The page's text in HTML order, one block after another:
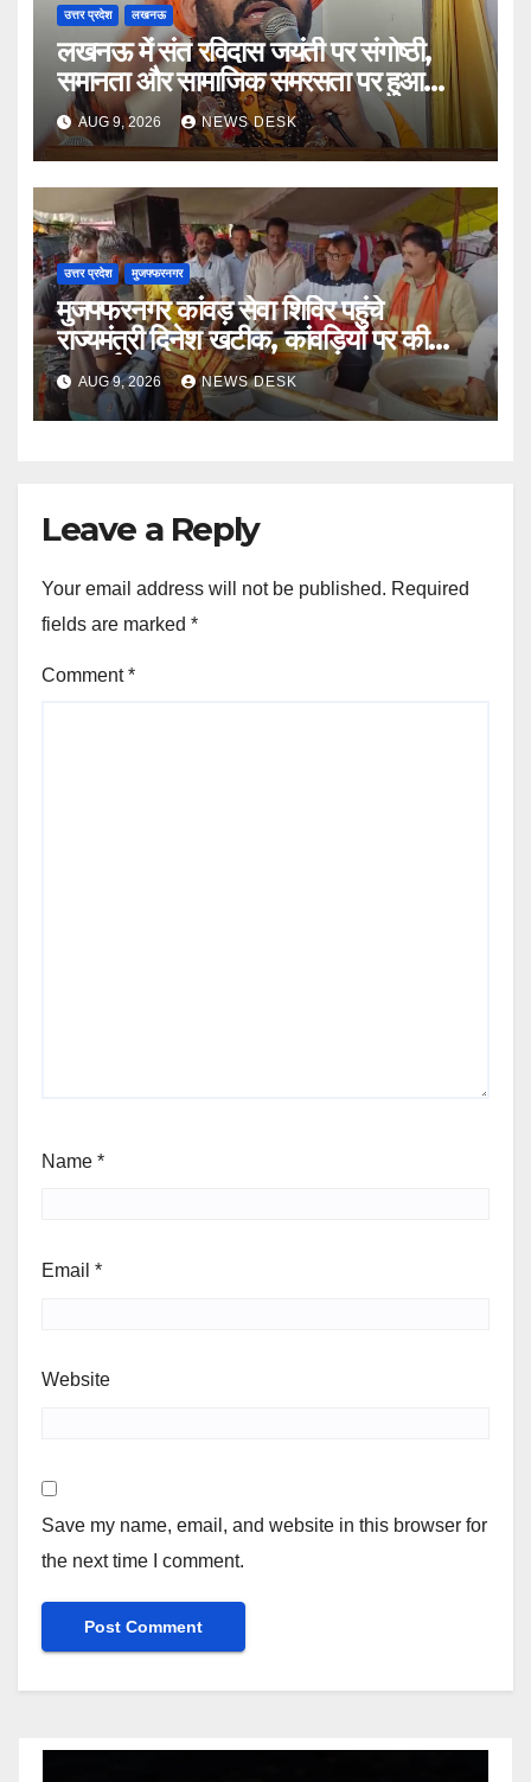
उत्तर प्रदेश लखनऊ
लखनऊ में संत रविदास जयंती पर संगोष्ठी,
समानता और सामाजिक समरसता पर हुआ
मंथन
AUG 9, 2026 NEWS DESK
उत्तर प्रदेश मुजफ्फरनगर
मुजफ्फरनगर कांवड़ सेवा शिविर पहुंचे
राज्यमंत्री दिनेश खटीक, कांवड़ियों पर की
पुष्पवर्षा ’
AUG 9, 2026 NEWS DESK
Leave a Reply
Your email address will not be published. Required
fields are marked *
Comment*
Name *
Email *
Website
Save my name, email, and website in this browser for
the next time I comment.